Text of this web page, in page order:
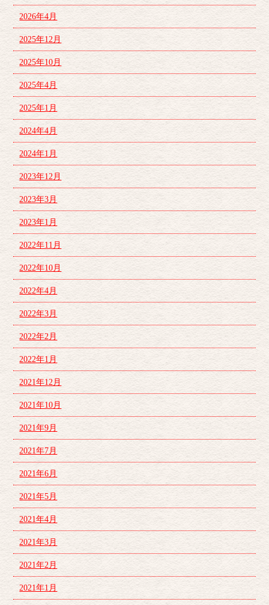
2026年4月
2025年12月
2025年10月
2025年4月
2025年1月
2024年4月
2024年1月
2023年12月
2023年3月
2023年1月
2022年11月
2022年10月
2022年4月
2022年3月
2022年2月
2022年1月
2021年12月
2021年10月
2021年9月
2021年7月
2021年6月
2021年5月
2021年4月
2021年3月
2021年2月
2021年1月